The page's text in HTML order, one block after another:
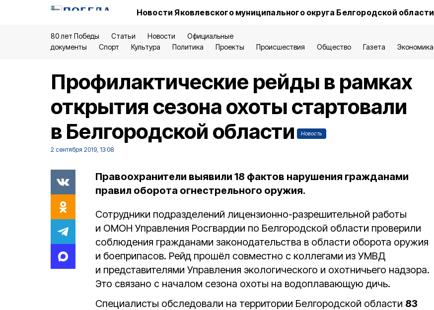
Новости Яковлевского муниципального округа Белгородской области
80 лет Победы Статьи Новости
Официальные
документы
Спорт Культура Политика Проекты Происшествия Общество Газета Экономика
Профилактические рейды в рамках
открытия сезона охоты стартовали
в Белгородской области
Новость
2 сентября 2019, 13:08
Правоохранители выявили 18 фактов нарушения гражданами
правил оборота огнестрельного оружия.
Сотрудники подразделений лицензионно-разрешительной работы
и ОМОН Управления Росгвардии по Белгородской области проверили
соблюдения гражданами законодательства в области оборота оружия
и боеприпасов. Рейд прошёл совместно с коллегами из УМВД
и представителями Управления экологического и охотничьего надзора.
Это связано с началом сезона охоты на водоплавающую дичь.
Специалисты обследовали на территории Белгородской области 83